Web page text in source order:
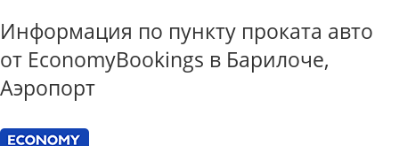
Информация по пункту проката авто
от EconomyBookings в Барилоче,
Аэропорт